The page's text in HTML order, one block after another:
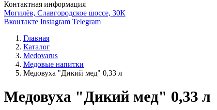
Контактная информация
Могилёв, Славгородское шоссе, 30К
Вконтакте Instagram Telegram
Главная
Каталог
Medovarus
Медовые напитки
Медовуха "Дикий мед" 0,33 л
Медовуха "Дикий мед" 0,33 л